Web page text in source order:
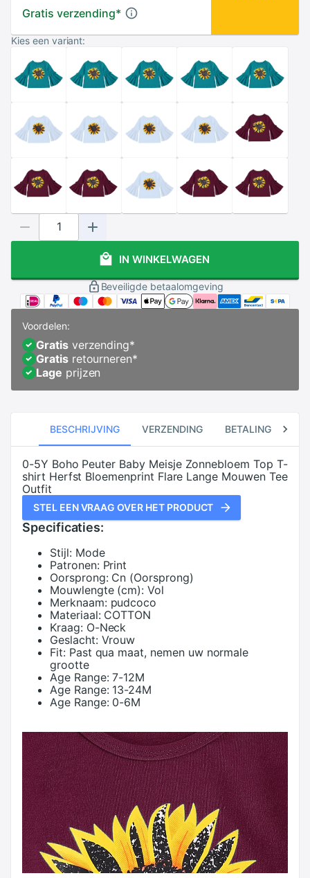
Gratis verzending*
Kies een variant:
IN WINKELWAGEN
Beveiligde betaalomgeving
Voordelen:
Gratisverzending*
Gratisretourneren*
Lage prijzen
BESCHRIJVING VERZENDING BETALING
0-5Y Boho Peuter Baby Meisje Zonnebloem Top T-
shirt Herfst Bloemenprint Flare Lange Mouwen Tee
Outfit
STEL EEN VRAAG OVER HET PRODUCT
Specificaties:
Stijl: Mode
Patronen: Print
Oorsprong: Cn (Oorsprong)
Mouwlengte (cm): Vol
Merknaam: pudcoco
Materiaal: COTTON
Kraag: O-Neck
Geslacht: Vrouw
Fit: Past qua maat, nemen uw normale
grootte
Age Range: 7-12M
Age Range: 13-24M
Age Range: 0-6M